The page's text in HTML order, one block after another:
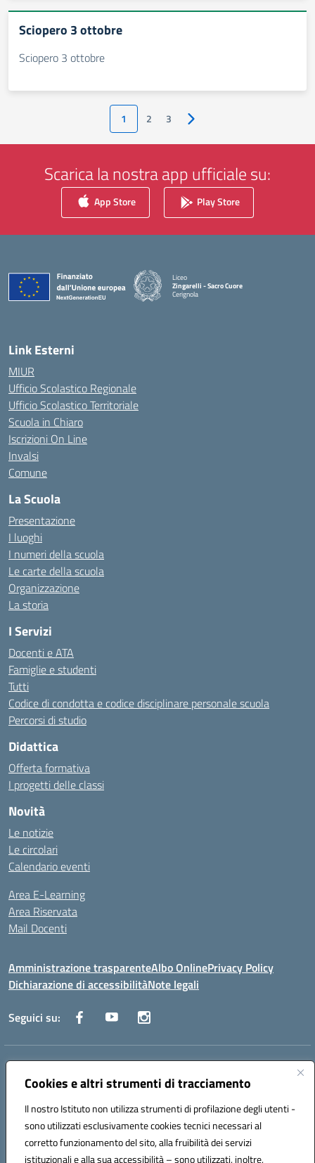
Cookies e altri strumenti di tracciamento
Il nostro Istituto non utilizza strumenti di profilazione degli utenti -
sono utilizzati esclusivamente cookies tecnici necessari al
corretto funzionamento del sito, alla fruibilità dei servizi
istituzionali e alla sua accessibilità – sono utilizzati, inoltre,
Sciopero 3 ottobre
Sciopero 3 ottobre
1 2 3 Pagina successiva
Scarica la nostra app ufficiale su:
App Store Play Store
Liceo
Zingarelli - Sacro Cuore
Cerignola
— Visita la pagina iniziale della scuola
Link Esterni
MIUR
Ufficio Scolastico Regionale
Ufficio Scolastico Territoriale
Scuola in Chiaro
Iscrizioni On Line
Invalsi
Comune
La Scuola
Presentazione
I luoghi
I numeri della scuola
Le carte della scuola
Organizzazione
La storia
I Servizi
Docenti e ATA
Famiglie e studenti
Tutti
Codice di condotta e codice disciplinare personale scuola
Percorsi di studio
Didattica
Offerta formativa
I progetti delle classi
Novità
Le notizie
Le circolari
Calendario eventi
Area E-Learning
Area Riservata
Mail Docenti
Amministrazione trasparenteAlbo OnlinePrivacy Policy
Dichiarazione di accessibilitàNote legali
Seguici su:
Indirizzo:
Centralino:0885 417864 Email:fgpc180008@istruzione.it
Codice fiscale: 90043150714
Codice meccanografico:
FGPC180008
Codice Indice delle Pubbliche Amministrazioni (IPA): lzcc